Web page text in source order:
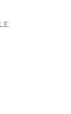
す